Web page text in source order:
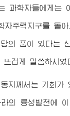
과학자들에게는
자주택지구를 돌
의 품이 있다는
겁게 말씀하시였
지 께서는 기회가
의 륭성발전에